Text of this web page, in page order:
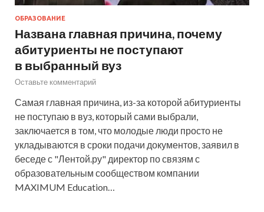
ОБРАЗОВАНИЕ
Названа главная причина, почему
абитуриенты не поступают
в выбранный вуз
Оставьте комментарий
Самая главная причина, из-за которой абитуриенты
не поступаю в вуз, который сами выбрали,
заключается в том, что молодые люди просто не
укладываются в сроки подачи документов, заявил в
беседе с "Лентой.ру" директор по связям с
образовательным сообществом компании
MAXIMUM Education…